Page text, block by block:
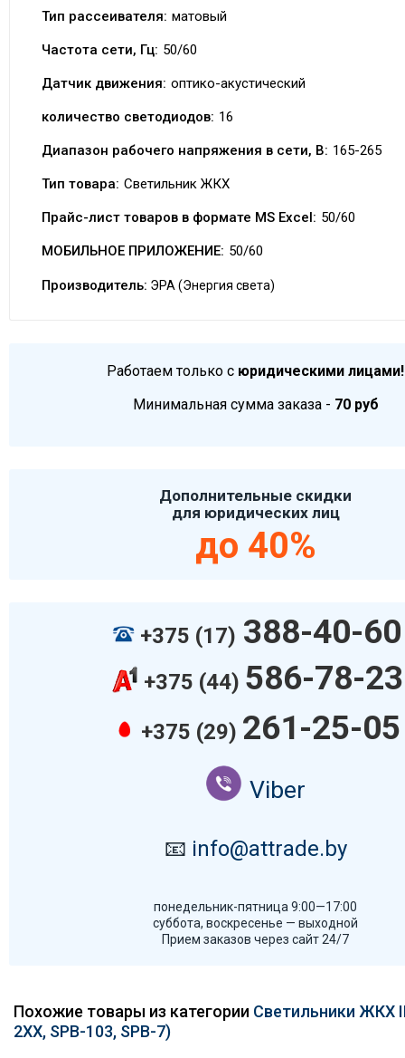
Тип рассеивателя: матовый
Частота сети, Гц: 50/60
Датчик движения: оптико-акустический
количество светодиодов: 16
Диапазон рабочего напряжения в сети, В: 165-265
Тип товара: Светильник ЖКХ
Прайс-лист товаров в формате MS Excel: 50/60
МОБИЛЬНОЕ ПРИЛОЖЕНИЕ: 50/60
Производитель: ЭРА (Энергия света)
Работаем только с юридическими лицами!
Минимальная сумма заказа - 70 руб
Дополнительные скидки
для юридических лиц
до 40%
+375 (17) 388-40-60
+375 (44) 586-78-23
+375 (29) 261-25-05
Viber
📧 info@attrade.by
понедельник-пятница 9:00—17:00
суббота, воскресенье — выходной
Прием заказов через сайт 24/7
Похожие товары из категории Светильники ЖКХ
2ХХ, SPB-103, SPB-7)